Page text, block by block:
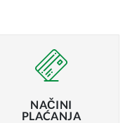
NAČINI
PLAĆANJA